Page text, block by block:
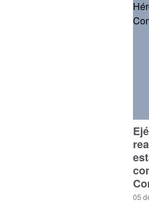
05